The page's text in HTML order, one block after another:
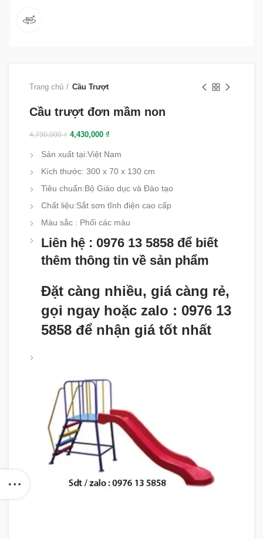
Trang chủ Cầu Trượt
Cầu trượt đơn mầm non
4,790,000₫ 4,430,000 ₫
Sản xuất tại:Việt Nam
Kích thước: 300 x 70 x 130 cm
Tiêu chuẩn:Bộ Giáo dục và Đào tạo
Chất liệu:Sắt sơn tĩnh điện cao cấp
Màu sắc : Phối các màu
Liên hệ : 0976 13 5858 để biết
thêm thông tin về sản phẩm
Đặt càng nhiều, giá càng rẻ,
gọi ngay hoặc zalo : 0976 13
5858 để nhận giá tốt nhất